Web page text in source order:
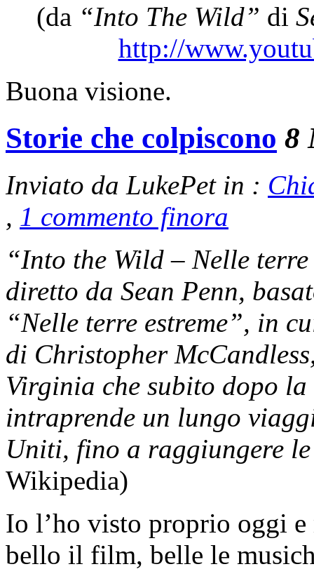
(da “Into The Wild” di
http://
Buona visione.
Storie che colpiscono 8
Inviato da LukePet in :
, 1 commento finora
“Into the Wild – Nelle
diretto da Sean Penn,
“Nelle terre estreme”, in
di Christopher
Virginia che subito dopo
intraprende un lungo
Uniti, fino a raggiungere
Wikipedia)
Io l’ho visto proprio oggi
bello il film, belle le